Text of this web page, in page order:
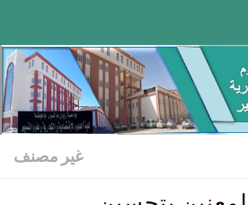
غير مصنف